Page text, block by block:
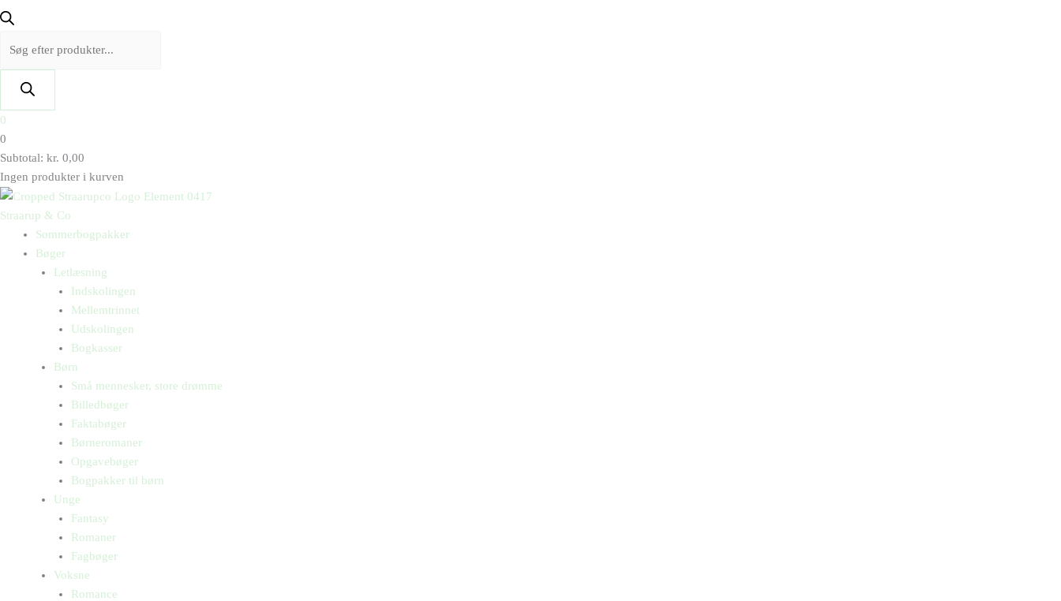
0
0
Subtotal: kr. 0,00
Ingen produkter i kurven
Straarup & Co
Sommerbogpakker
Bøger
Letlæsning
Indskolingen
Mellemtrinnet
Udskolingen
Bogkasser
Børn
Små mennesker, store drømme
Billedbøger
Faktabøger
Børneromaner
Opgavebøger
Bogpakker til børn
Unge
Fantasy
Romaner
Fagbøger
Voksne
Romance